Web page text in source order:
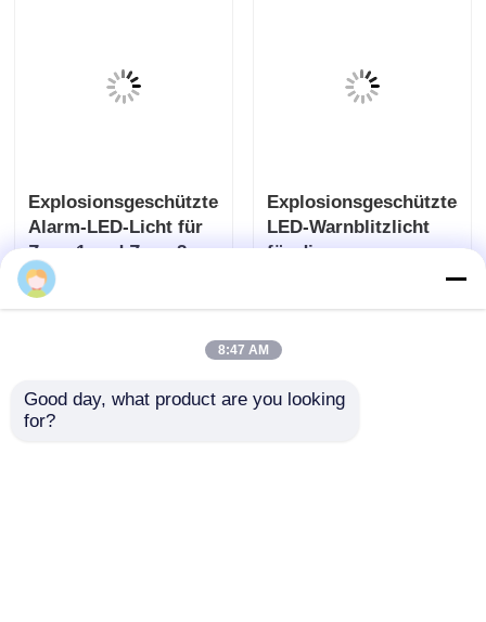
Explosionsgeschütztes
Alarm-LED-Licht für
Zone 1 und Zone 2
Explosionsgeschütztes
LED-Warnblitzlicht
für die
8:47 AM
Good day, what product are you looking
for?